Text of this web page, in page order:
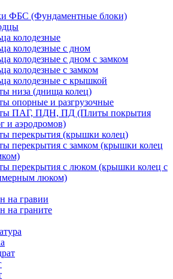
ФБС (Фундаментные блоки)
колодезные
колодезные с дном
колодезные с дном с замком
колодезные с замком
колодезные с крышкой
низа (днища колец)
опорные и разгрузочные
ПАГ, ПДН, ПД (Плиты покрытия
и аэродромов)
перекрытия (крышки колец)
перекрытия с замком (крышки колец
перекрытия с люком (крышки колец с
люком)
на гравии
на граните